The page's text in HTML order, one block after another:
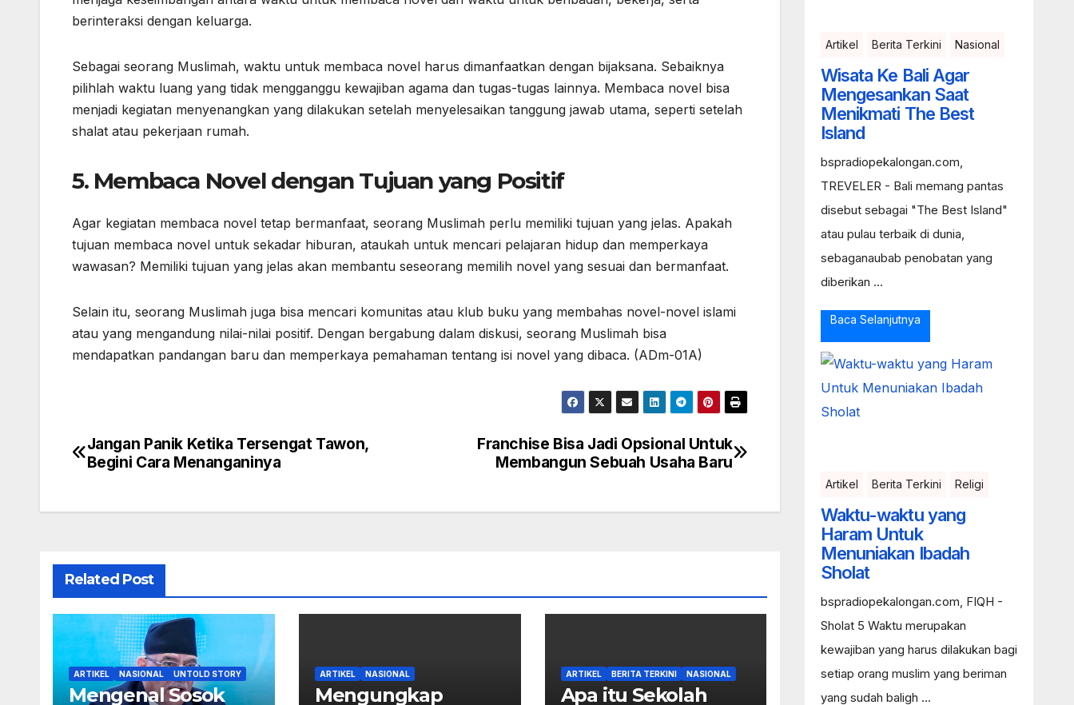
berinteraksi dengan keluarga.
Sebagai seorang Muslimah, waktu untuk membaca novel harus dimanfaatkan dengan bijaksana. Sebaiknya
pilihlah waktu luang yang tidak mengganggu kewajiban agama dan tugas-tugas lainnya. Membaca novel bisa
menjadi kegiatan menyenangkan yang dilakukan setelah menyelesaikan tanggung jawab utama, seperti setelah
shalat atau pekerjaan rumah.
5. Membaca Novel dengan Tujuan yang Positif
Agar kegiatan membaca novel tetap bermanfaat, seorang Muslimah perlu memiliki tujuan yang jelas. Apakah
tujuan membaca novel untuk sekadar hiburan, ataukah untuk mencari pelajaran hidup dan memperkaya
wawasan? Memiliki tujuan yang jelas akan membantu seseorang memilih novel yang sesuai dan bermanfaat.
Selain itu, seorang Muslimah juga bisa mencari komunitas atau klub buku yang membahas novel-novel islami
atau yang mengandung nilai-nilai positif. Dengan bergabung dalam diskusi, seorang Muslimah bisa
mendapatkan pandangan baru dan memperkaya pemahaman tentang isi novel yang dibaca. (ADm-01A)
Navigasi
Franchise Bisa Jadi Opsional Untuk
Membangun Sebuah Usaha Baru
Jangan Panik Ketika Tersengat Tawon,
Begini Cara Menanganinya
Related Post
ARTIKEL NASIONAL UNTOLD STORY
Mengenal Sosok
ARTIKEL NASIONAL
Mengungkap
ARTIKEL BERITA TERKINI NASIONAL
Apa itu Sekolah
Artikel Berita Terkini Nasional
Wisata Ke Bali Agar
Mengesankan Saat
Menikmati The Best
Island
bspradiopekalongan.com,
TREVELER - Bali memang pantas
disebut sebagai "The Best Island"
atau pulau terbaik di dunia,
sebaganaubab penobatan yang
diberikan ...
Baca Selanjutnya
Artikel Berita Terkini Religi
Waktu-waktu yang
Haram Untuk
Menuniakan Ibadah
Sholat
bspradiopekalongan.com, FIQH -
Sholat 5 Waktu merupakan
kewajiban yang harus dilakukan bagi
setiap orang muslim yang beriman
yang sudah baligh ...